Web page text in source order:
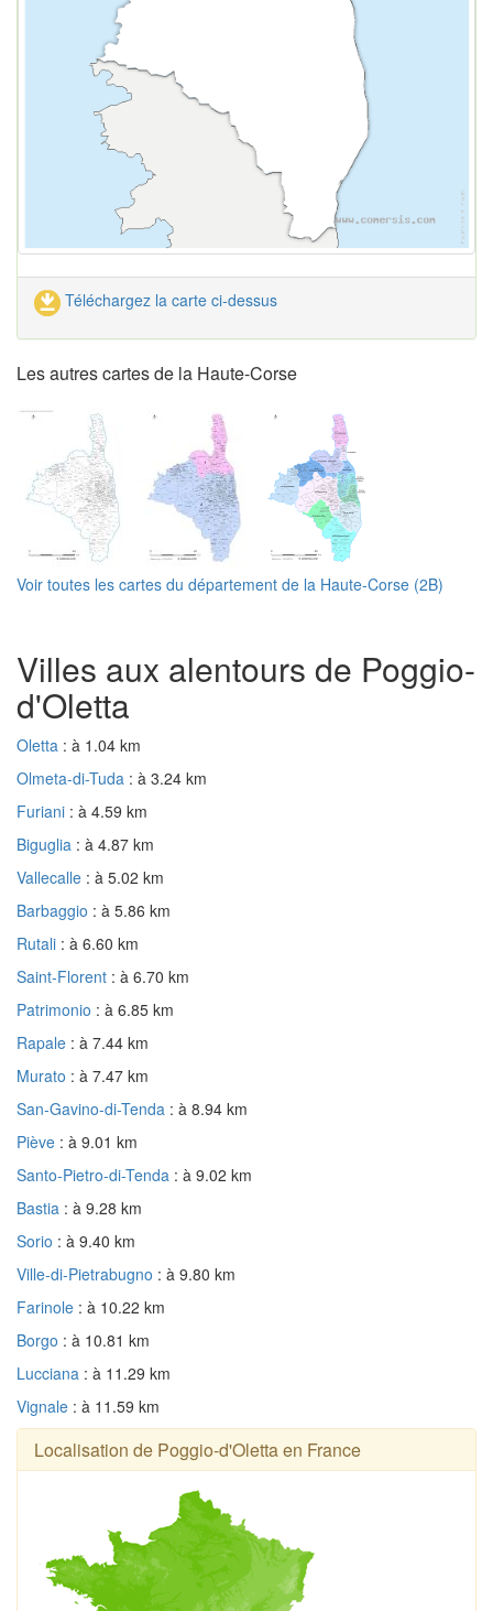
Téléchargez la carte ci-dessus
Les autres cartes de la Haute-Corse
Voir toutes les cartes du département de la Haute-Corse (2B)
Villes aux alentours de Poggio-
d'Oletta
Oletta : à 1.04 km
Olmeta-di-Tuda : à 3.24 km
Furiani : à 4.59 km
Biguglia : à 4.87 km
Vallecalle : à 5.02 km
Barbaggio : à 5.86 km
Rutali : à 6.60 km
Saint-Florent : à 6.70 km
Patrimonio : à 6.85 km
Rapale : à 7.44 km
Murato : à 7.47 km
San-Gavino-di-Tenda : à 8.94 km
Piève : à 9.01 km
Santo-Pietro-di-Tenda : à 9.02 km
Bastia : à 9.28 km
Sorio : à 9.40 km
Ville-di-Pietrabugno : à 9.80 km
Farinole : à 10.22 km
Borgo : à 10.81 km
Lucciana : à 11.29 km
Vignale : à 11.59 km
Localisation de Poggio-d'Oletta en France